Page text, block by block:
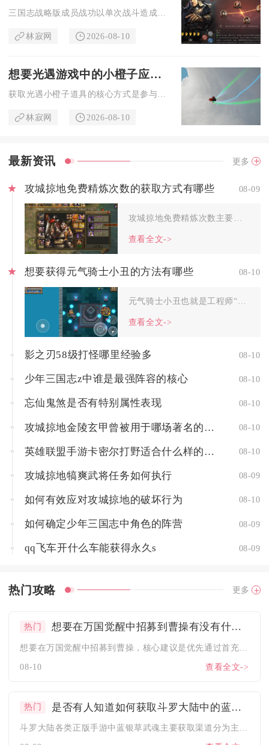
三国志战略版成员战功以单次战斗造成的总兵力伤害为基础数值，叠...
林寂网 2026-08-10
想要光遇游戏中的小橙子应该怎样做
获取光遇小橙子道具的核心方式是参与夏之日限时活动，积攒足量夏...
林寂网 2026-08-10
最新资讯 更多
攻城掠地免费精炼次数的获取方式有哪些 08-09
查看全文->
想要获得元气骑士小丑的方法有哪些 08-10
查看全文->
影之刃58级打怪哪里经验多 08-10
少年三国志z中谁是最强阵容的核心 08-10
忘仙鬼煞是否有特别属性表现 08-10
攻城掠地金陵玄甲曾被用于哪场著名的战役 08-10
英雄联盟手游卡密尔打野适合什么样的阵容 08-10
攻城掠地犒爽武将任务如何执行 08-09
如何有效应对攻城掠地的破坏行为 08-10
如何确定少年三国志中角色的阵营 08-09
qq飞车开什么车能获得永久s 08-09
热门攻略 更多
热门 想要在万国觉醒中招募到曹操有没有什么建议
08-10 查看全文->
热门 是否有人知道如何获取斗罗大陆中的蓝银草